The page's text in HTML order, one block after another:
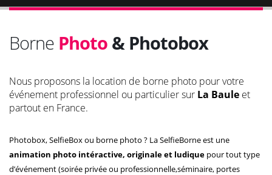
Borne Photo & Photobox
Nous proposons la location de borne photo pour votre
événement professionnel ou particulier sur La Baule et
partout en France.
Photobox, SelfieBox ou borne photo ? La SelfieBorne est une
animation photo intéractive, originale et ludique pour tout type
d’événement (soirée privée ou professionnelle,séminaire, portes